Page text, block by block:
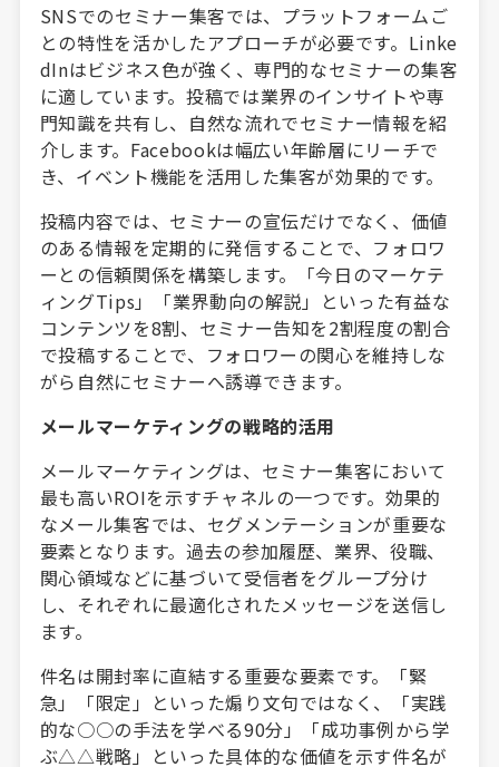
SNSでのセミナー集客では、プラットフォームご
との特性を活かしたアプローチが必要です。Linke
dInはビジネス色が強く、専門的なセミナーの集客
に適しています。投稿では業界のインサイトや専
門知識を共有し、自然な流れでセミナー情報を紹
介します。Facebookは幅広い年齢層にリーチで
き、イベント機能を活用した集客が効果的です。
投稿内容では、セミナーの宣伝だけでなく、価値
のある情報を定期的に発信することで、フォロワ
ーとの信頼関係を構築します。「今日のマーケテ
ィングTips」「業界動向の解説」といった有益な
コンテンツを8割、セミナー告知を2割程度の割合
で投稿することで、フォロワーの関心を維持しな
がら自然にセミナーへ誘導できます。
メールマーケティングの戦略的活用
メールマーケティングは、セミナー集客において
最も高いROIを示すチャネルの一つです。効果的
なメール集客では、セグメンテーションが重要な
要素となります。過去の参加履歴、業界、役職、
関心領域などに基づいて受信者をグループ分け
し、それぞれに最適化されたメッセージを送信し
ます。
件名は開封率に直結する重要な要素です。「緊
急」「限定」といった煽り文句ではなく、「実践
的な○○の手法を学べる90分」「成功事例から学
ぶ△△戦略」といった具体的な価値を示す件名が